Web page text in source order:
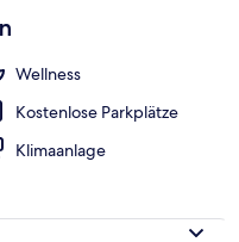
Wellness
Kostenlose Parkplätze
Klimaanlage